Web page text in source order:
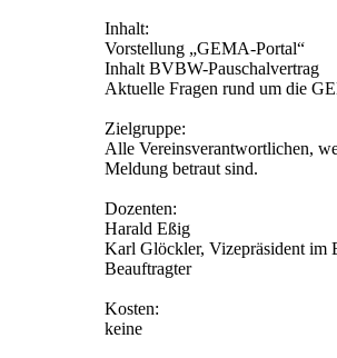
Inhalt:
Vorstellung „GEMA-Portal“
Inhalt BVBW-Pauschalvertrag
Aktuelle Fragen rund um die
Zielgruppe:
Alle Vereinsverantwortlichen,
Meldung betraut sind.
Dozenten:
Harald Eßig
Karl Glöckler, Vizepräsident
Beauftragter
Kosten:
keine